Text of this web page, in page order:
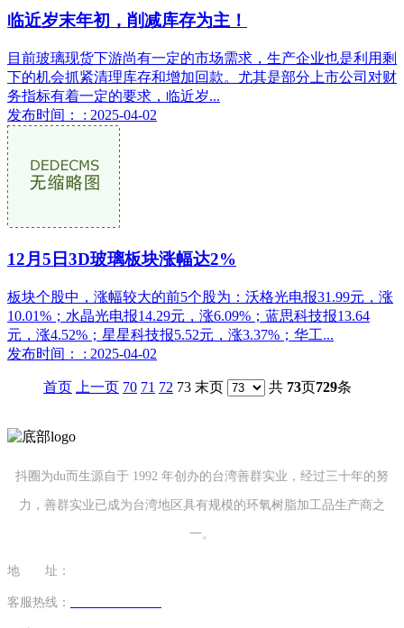
临近岁末年初，削减库存为主！
目前玻璃现货下游尚有一定的市场需求，生产企业也是利用剩
下的机会抓紧清理库存和增加回款。尤其是部分上市公司对财
务指标有着一定的要求，临近岁...
发布时间： : 2025-04-02
12月5日3D玻璃板块涨幅达2%
板块个股中，涨幅较大的前5个股为：沃格光电报31.99元，涨
10.01%；水晶光电报14.29元，涨6.09%；蓝思科技报13.64
元，涨4.52%；星星科技报5.52元，涨3.37%；华工...
发布时间： : 2025-04-02
首页 上一页 70 71 72 73 末页 共 73页729条
抖圈为du而生源自于 1992 年创办的台湾善群实业，经过三十年的努
力，善群实业已成为台湾地区具有规模的环氧树脂加工品生产商之
一。
地 址：
客服热线：